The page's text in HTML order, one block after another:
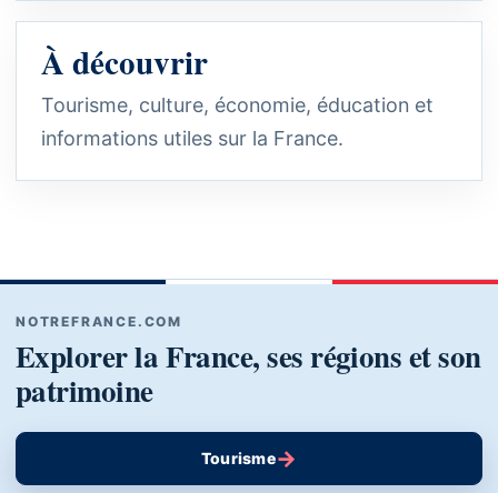
À découvrir
Tourisme, culture, économie, éducation et
informations utiles sur la France.
NOTREFRANCE.COM
Explorer la France, ses régions et son
patrimoine
Tourisme→